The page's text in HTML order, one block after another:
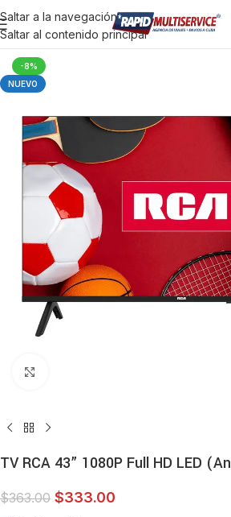
Saltar a la navegación
Saltar al contenido principal
-8%
NUEVO
TV RCA 43” 1080P Full HD LED
$363.00 $333.00